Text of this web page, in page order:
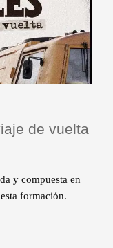
de vuelta
y compuesta en
formación.